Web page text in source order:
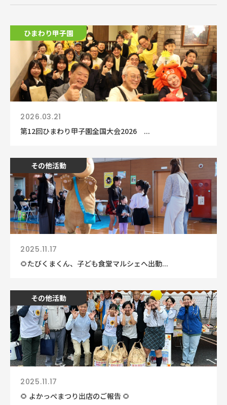
ひまわり甲子園
2026.03.21
第12回ひまわり甲子園全国大会2026 ...
その他活動
2025.11.17
🌻たびくまくん、子ども食堂マルシェへ出動...
その他活動
2025.11.17
🌻 よかっぺまつり出店のご報告 🌻